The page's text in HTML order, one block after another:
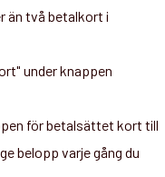
än två betalkort i
under knappen
för betalsättet kort till
belopp varje gång du